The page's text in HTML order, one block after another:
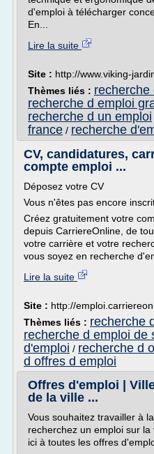
d'emploi à télécharger
En...
Lire la suite
Site : http://www.viking-
Thèmes liés : recherche
recherche d emploi
recherche d un emploi
france / recherche
CV, candidatures,
compte emploi ...
Déposez votre CV
Vous n'êtes pas encore
Créez gratuitement votre
depuis CarriereOnline, de
votre carrière et votre
vous soyez en recherche
Lire la suite
Site : http://
Thèmes liés : recherche
recherche d emploi de
d'emploi / recherche d
d offres d emploi
Offres d'emploi |
de la ville ...
Vous souhaitez travailler à
recherchez un emploi sur
ici à toutes les offres